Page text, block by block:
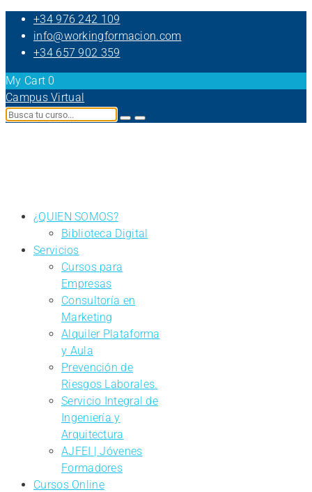
+34 976 242 109
info@workingformacion.com
+34 657 902 359
My Cart 0
Campus Virtual
¿QUIEN SOMOS?
Biblioteca Digital
Servicios
Cursos para
Empresas
Consultoría en
Marketing
Alquiler Plataforma
y Aula
Prevención de
Riesgos Laborales.
Servicio Integral de
Ingeniería y
Arquitectura
AJFEI | Jóvenes
Formadores
Cursos Online